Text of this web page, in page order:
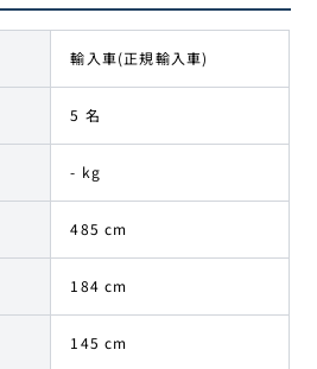
輸入車(正規輸入車)
5 名
- kg
485 cm
184 cm
145 cm